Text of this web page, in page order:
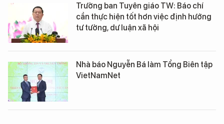
Trưởng ban Tuyên giáo TW: Báo chí
cần thực hiện tốt hơn việc định hướng
tư tưởng, dư luận xã hội
Nhà báo Nguyễn Bá làm Tổng Biên tập
VietNamNet